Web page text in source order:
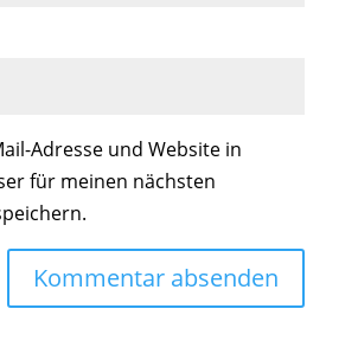
Adresse und Website in
für meinen nächsten